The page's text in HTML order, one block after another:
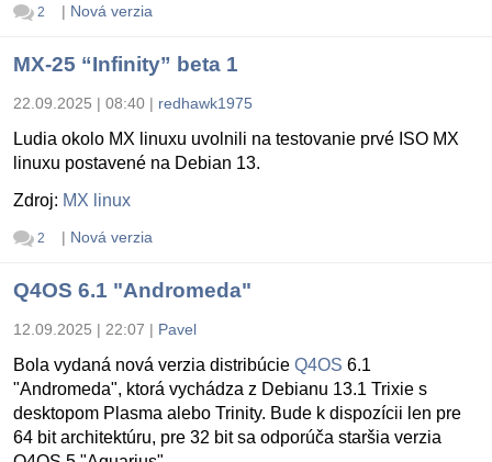
2 | Nová verzia
MX-25 “Infinity” beta 1
22.09.2025 | 08:40 | redhawk1975
Ludia okolo MX linuxu uvolnili na testovanie prvé ISO MX
linuxu postavené na Debian 13.
Zdroj: MX linux
2 | Nová verzia
Q4OS 6.1 "Andromeda"
12.09.2025 | 22:07 | Pavel
Bola vydaná nová verzia distribúcie Q4OS 6.1
"Andromeda", ktorá vychádza z Debianu 13.1 Trixie s
desktopom Plasma alebo Trinity. Bude k dispozícii len pre
64 bit architektúru, pre 32 bit sa odporúča staršia verzia